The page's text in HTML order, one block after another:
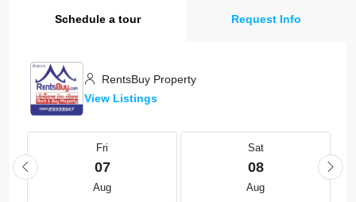
Schedule a tour Request Info
RentsBuy Property
View Listings
Fri
07
Aug
Sat
08
Aug